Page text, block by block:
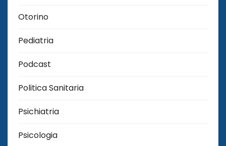
Otorino
Pediatria
Podcast
Politica Sanitaria
Psichiatria
Psicologia